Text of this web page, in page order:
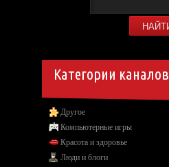
Категории каналов
Другое
Компьютерные игры
Красота и здоровье
Люди и блоги